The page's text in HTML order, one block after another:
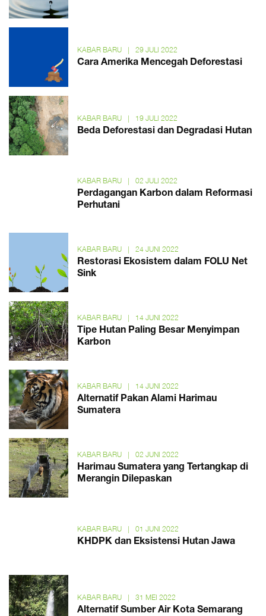
KABAR BARU | 29 JULI 2022
Cara Amerika Mencegah Deforestasi
KABAR BARU | 19 JULI 2022
Beda Deforestasi dan Degradasi Hutan
KABAR BARU | 02 JULI 2022
Perdagangan Karbon dalam Reformasi
Perhutani
KABAR BARU | 24 JUNI 2022
Restorasi Ekosistem dalam FOLU Net
Sink
KABAR BARU | 14 JUNI 2022
Tipe Hutan Paling Besar Menyimpan
Karbon
KABAR BARU | 14 JUNI 2022
Alternatif Pakan Alami Harimau
Sumatera
KABAR BARU | 02 JUNI 2022
Harimau Sumatera yang Tertangkap di
Merangin Dilepaskan
KABAR BARU | 01 JUNI 2022
KHDPK dan Eksistensi Hutan Jawa
KABAR BARU | 31 MEI 2022
Alternatif Sumber Air Kota Semarang